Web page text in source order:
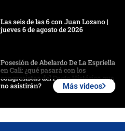
Las seis de las 6 con Juan Lozano |
jueves 6 de agosto de 2026
Posesión de Abelardo De La Espriella
en Cali: ¿qué pasará con los
congresistas del Pacto Histórico que
no asistirán?
Más videos